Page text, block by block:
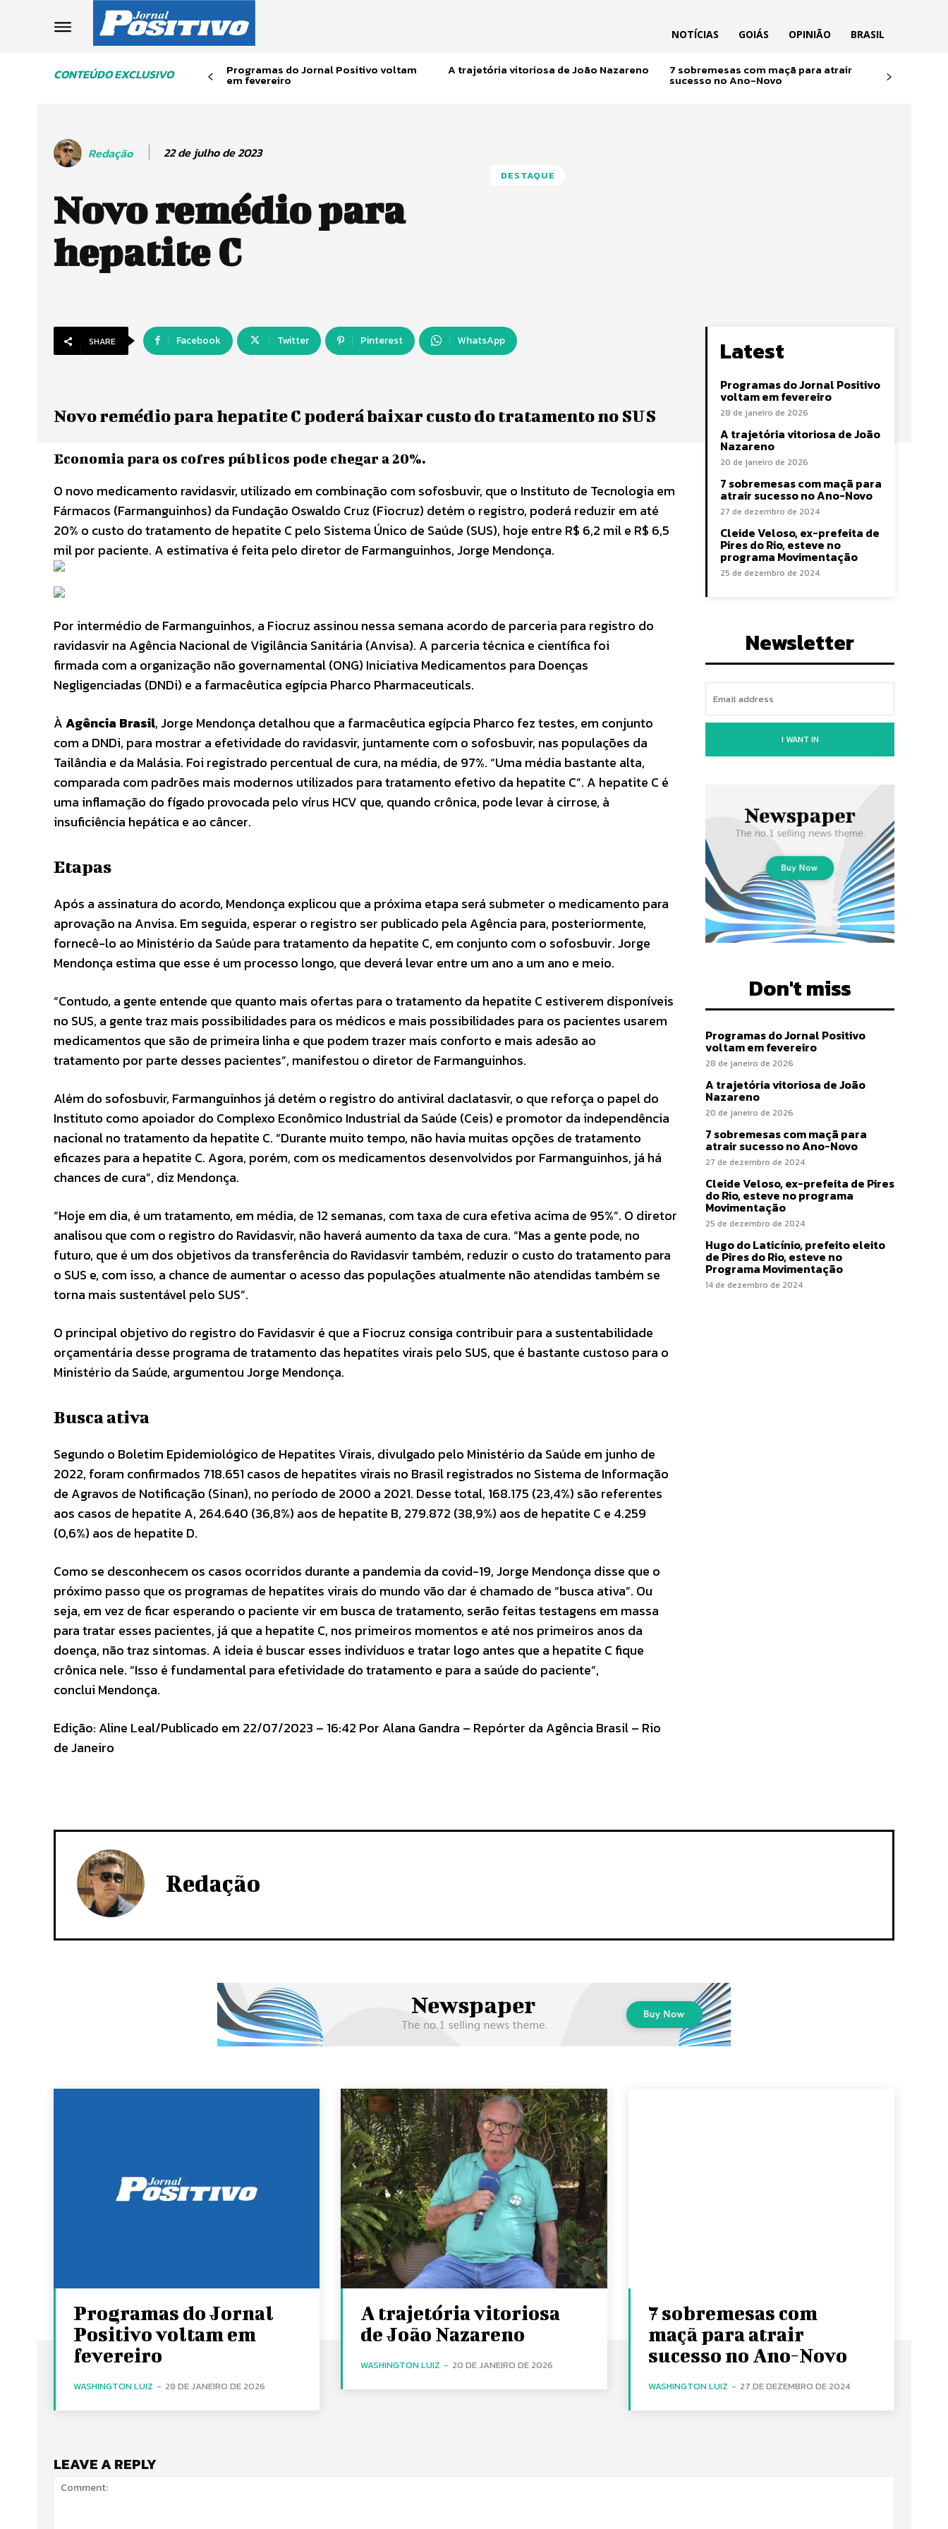
NOTÍCIAS GOIÁS OPINIÃO BRASIL
CONTEÚDO EXCLUSIVO Programas do Jornal Positivo voltam
em fevereiro
A trajetória vitoriosa de João Nazareno 7 sobremesas com maçã para atrair
sucesso no Ano-Novo
Redação 22 de julho de 2023
Novo remédio para
hepatite C
DESTAQUE
SHARE Facebook Twitter Pinterest WhatsApp
Novo remédio para hepatite C poderá baixar custo do tratamento no SUS
Economia para os cofres públicos pode chegar a 20%.
O novo medicamento ravidasvir, utilizado em combinação com sofosbuvir, que o Instituto de Tecnologia em
Fármacos (Farmanguinhos) da Fundação Oswaldo Cruz (Fiocruz) detém o registro, poderá reduzir em até
20% o custo do tratamento de hepatite C pelo Sistema Único de Saúde (SUS), hoje entre R$ 6,2 mil e R$ 6,5
mil por paciente. A estimativa é feita pelo diretor de Farmanguinhos, Jorge Mendonça.
Por intermédio de Farmanguinhos, a Fiocruz assinou nessa semana acordo de parceria para registro do
ravidasvir na Agência Nacional de Vigilância Sanitária (Anvisa). A parceria técnica e científica foi
firmada com a organização não governamental (ONG) Iniciativa Medicamentos para Doenças
Negligenciadas (DNDi) e a farmacêutica egípcia Pharco Pharmaceuticals.
ÀAgência Brasil, Jorge Mendonça detalhou que a farmacêutica egípcia Pharco fez testes, em conjunto
com a DNDi, para mostrar a efetividade do ravidasvir, juntamente com o sofosbuvir, nas populações da
Tailândia e da Malásia. Foi registrado percentual de cura, na média, de 97%. “Uma média bastante alta,
comparada com padrões mais modernos utilizados para tratamento efetivo da hepatite C”. A hepatite C é
uma inflamação do fígado provocada pelo vírus HCV que, quando crônica, pode levar à cirrose, à
insuficiência hepática e ao câncer.
Etapas
Após a assinatura do acordo, Mendonça explicou que a próxima etapa será submeter o medicamento para
aprovação na Anvisa. Em seguida, esperar o registro ser publicado pela Agência para, posteriormente,
fornecê-lo ao Ministério da Saúde para tratamento da hepatite C, em conjunto com o sofosbuvir. Jorge
Mendonça estima que esse é um processo longo, que deverá levar entre um ano a um ano e meio.
“Contudo, a gente entende que quanto mais ofertas para o tratamento da hepatite C estiverem disponíveis
no SUS, a gente traz mais possibilidades para os médicos e mais possibilidades para os pacientes usarem
medicamentos que são de primeira linha e que podem trazer mais conforto e mais adesão ao
tratamento por parte desses pacientes”, manifestou o diretor de Farmanguinhos.
Além do sofosbuvir, Farmanguinhos já detém o registro do antiviral daclatasvir, o que reforça o papel do
Instituto como apoiador do Complexo Econômico Industrial da Saúde (Ceis) e promotor da independência
nacional no tratamento da hepatite C. “Durante muito tempo, não havia muitas opções de tratamento
eficazes para a hepatite C. Agora, porém, com os medicamentos desenvolvidos por Farmanguinhos, já há
chances de cura”, diz Mendonça.
“Hoje em dia, é um tratamento, em média, de 12 semanas, com taxa de cura efetiva acima de 95%”. O diretor
analisou que com o registro do Ravidasvir, não haverá aumento da taxa de cura. “Mas a gente pode, no
futuro, que é um dos objetivos da transferência do Ravidasvir também, reduzir o custo do tratamento para
o SUS e, com isso, a chance de aumentar o acesso das populações atualmente não atendidas também se
torna mais sustentável pelo SUS”.
O principal objetivo do registro do Favidasvir é que a Fiocruz consiga contribuir para a sustentabilidade
orçamentária desse programa de tratamento das hepatites virais pelo SUS, que é bastante custoso para o
Ministério da Saúde, argumentou Jorge Mendonça.
Busca ativa
Segundo o Boletim Epidemiológico de Hepatites Virais, divulgado pelo Ministério da Saúde em junho de
2022, foram confirmados 718.651 casos de hepatites virais no Brasil registrados no Sistema de Informação
de Agravos de Notificação (Sinan), no período de 2000 a 2021. Desse total, 168.175 (23,4%) são referentes
aos casos de hepatite A, 264.640 (36,8%) aos de hepatite B, 279.872 (38,9%) aos de hepatite C e 4.259
(0,6%) aos de hepatite D.
Como se desconhecem os casos ocorridos durante a pandemia da covid-19, Jorge Mendonça disse que o
próximo passo que os programas de hepatites virais do mundo vão dar é chamado de “busca ativa”. Ou
seja, em vez de ficar esperando o paciente vir em busca de tratamento, serão feitas testagens em massa
para tratar esses pacientes, já que a hepatite C, nos primeiros momentos e até nos primeiros anos da
doença, não traz sintomas. A ideia é buscar esses indivíduos e tratar logo antes que a hepatite C fique
crônica nele. “Isso é fundamental para efetividade do tratamento e para a saúde do paciente”,
conclui Mendonça.
Edição: Aline Leal/Publicado em 22/07/2023 – 16:42 Por Alana Gandra – Repórter da Agência Brasil – Rio
de Janeiro
Latest
Programas do Jornal Positivo
voltam em fevereiro
28 de janeiro de 2026
A trajetória vitoriosa de João
Nazareno
20 de janeiro de 2026
7 sobremesas com maçã para
atrair sucesso no Ano-Novo
27 de dezembro de 2024
Cleide Veloso, ex-prefeita de
Pires do Rio, esteve no
programa Movimentação
25 de dezembro de 2024
Newsletter
I WANT IN
Don't miss
Programas do Jornal Positivo
voltam em fevereiro
28 de janeiro de 2026
A trajetória vitoriosa de João
Nazareno
20 de janeiro de 2026
7 sobremesas com maçã para
atrair sucesso no Ano-Novo
27 de dezembro de 2024
Cleide Veloso, ex-prefeita de Pires
do Rio, esteve no programa
Movimentação
25 de dezembro de 2024
Hugo do Laticínio, prefeito eleito
de Pires do Rio, esteve no
Programa Movimentação
14 de dezembro de 2024
Redação
Programas do Jornal
Positivo voltam em
fevereiro
WASHINGTON LUIZ - 28 DE JANEIRO DE 2026
A trajetória vitoriosa
de João Nazareno
WASHINGTON LUIZ - 20 DE JANEIRO DE 2026
7 sobremesas com
maçã para atrair
sucesso no Ano-Novo
WASHINGTON LUIZ - 27 DE DEZEMBRO DE 2024
LEAVE A REPLY